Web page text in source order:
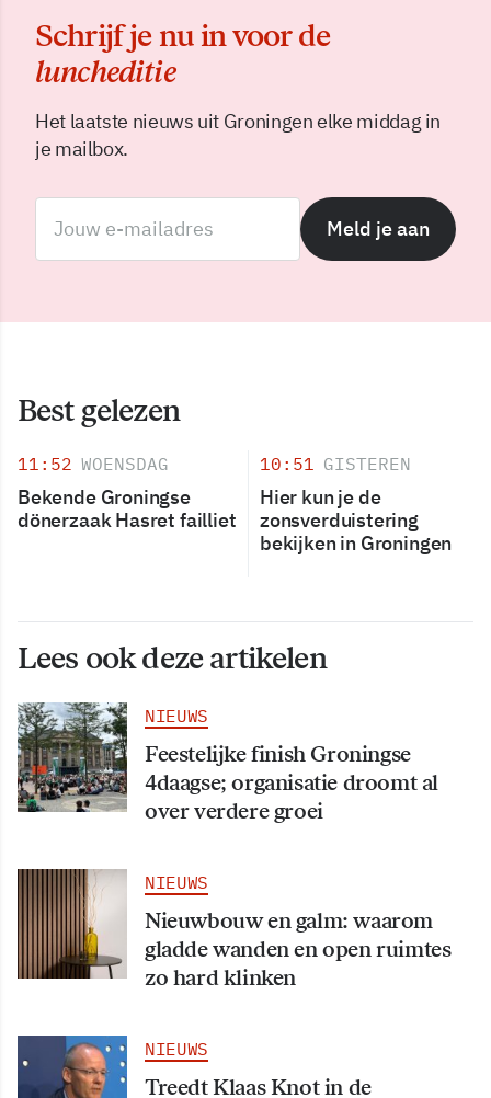
Schrijf je nu in voor de
luncheditie
Het laatste nieuws uit Groningen elke middag in
je mailbox.
Meld je aan
Best gelezen
11:52 WOENSDAG
Bekende Groningse
dönerzaak Hasret failliet
10:51 GISTEREN
Hier kun je de
zonsverduistering
bekijken in Groningen
Lees ook deze artikelen
NIEUWS
Feestelijke finish Groningse
4daagse; organisatie droomt al
over verdere groei
NIEUWS
Nieuwbouw en galm: waarom
gladde wanden en open ruimtes
zo hard klinken
NIEUWS
Treedt Klaas Knot in de